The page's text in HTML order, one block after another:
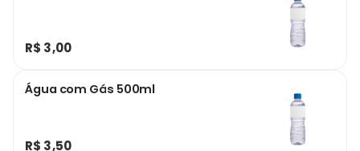
R$ 3,00
Água com Gás 500ml
R$ 3,50